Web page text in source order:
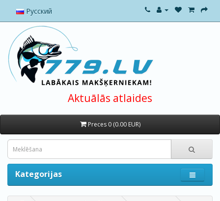
Русский
Aktuālās atlaides
Preces 0 (0.00 EUR)
Kategorijas